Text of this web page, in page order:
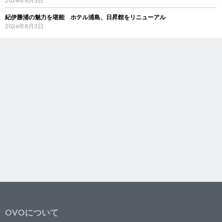
紀伊勝浦の魅力を堪能 ホテル浦島、日昇館をリニューアル
2026年8月3日
OVOについて